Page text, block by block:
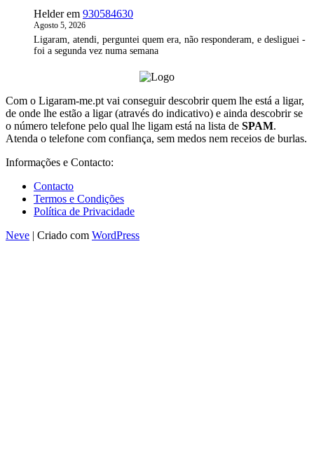
Helderem 930584630
Agosto 5, 2026
Ligaram, atendi, perguntei quem era, não responderam, e desliguei -
foi a segunda vez numa semana
Com o Ligaram-me.pt vai conseguir descobrir quem lhe está a ligar,
de onde lhe estão a ligar (através do indicativo) e ainda descobrir se
o número telefone pelo qual lhe ligam está na lista de SPAM.
Atenda o telefone com confiança, sem medos nem receios de burlas.
Informações e Contacto:
Contacto
Termos e Condições
Política de Privacidade
Neve | Criado com WordPress